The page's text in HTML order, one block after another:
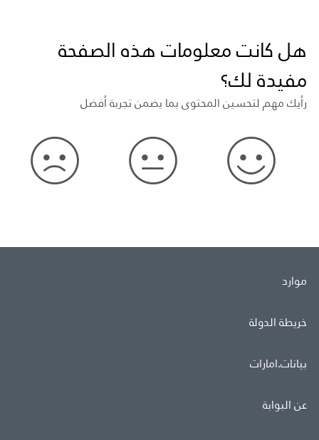
هل كانت معلومات هذه الصفحة
مفيدة لك؟
رأيك مهم لتحسين المحتوى بما يضمن تجربة أفضل
موارد
خريطة الدولة
بيانات.امارات
عن البوابة